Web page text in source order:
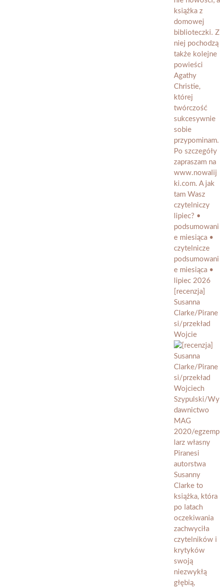
[recenzja]
Susanna
Clarke/Pirane
si/przekład
Wojcie